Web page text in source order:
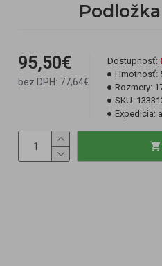
95,50€
bez DPH: 77,64€
Dostupnosť:
Hmotnosť:
Rozmery:
SKU:
Expedícia: